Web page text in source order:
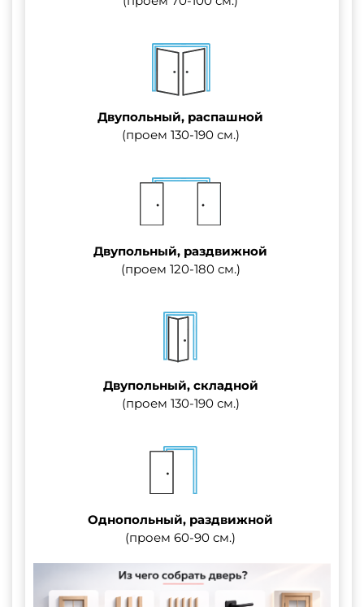
Двупольный, распашной
(проем 130-190 см.)
Двупольный, раздвижной
(проем 120-180 см.)
Двупольный, складной
(проем 130-190 см.)
Однопольный, раздвижной
(проем 60-90 см.)